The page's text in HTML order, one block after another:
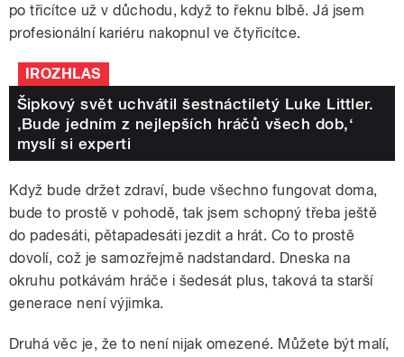
po třicítce už v důchodu, když to řeknu blbě. Já jsem
profesionální kariéru nakopnul ve čtyřicítce.
IROZHLAS
Šipkový svět uchvátil šestnáctiletý Luke Littler.
‚Bude jedním z nejlepších hráčů všech dob,‘
myslí si experti
Když bude držet zdraví, bude všechno fungovat doma,
bude to prostě v pohodě, tak jsem schopný třeba ještě
do padesáti, pětapadesáti jezdit a hrát. Co to prostě
dovolí, což je samozřejmě nadstandard. Dneska na
okruhu potkávám hráče i šedesát plus, taková ta starší
generace není výjimka.
Druhá věc je, že to není nijak omezené. Můžete být malí,